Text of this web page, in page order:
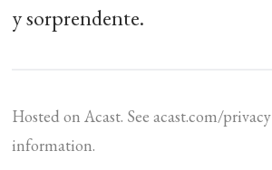
y sorprendente.
Hosted on Acast. Seeacast.com/privacy
information.